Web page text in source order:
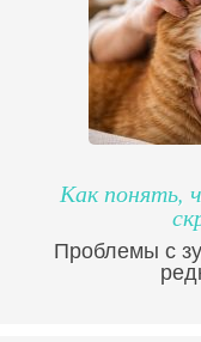
Как понять,
Проблемы с